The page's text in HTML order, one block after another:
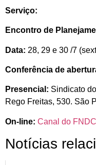
Serviço:
Encontro de
Data: 28, 29 e 30 /7
Conferência de
Presencial: Sindicato
Rego Freitas, 530. São
On-line: Canal do
Notícias